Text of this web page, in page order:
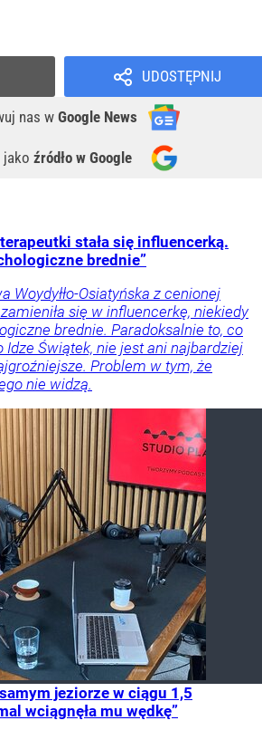
UDOSTĘPNIJ
nas w Google News
jako źródło w Google
stała się influencerką.
brednie”
Woydyłło-Osiatyńska z cenionej
się w influencerkę, niekiedy
brednie. Paradoksalnie to, co
Idze Świątek, nie jest ani najbardziej
Problem w tym, że
nie widzą.
jeziorze w ciągu 1,5
wciągnęła mu wędkę”